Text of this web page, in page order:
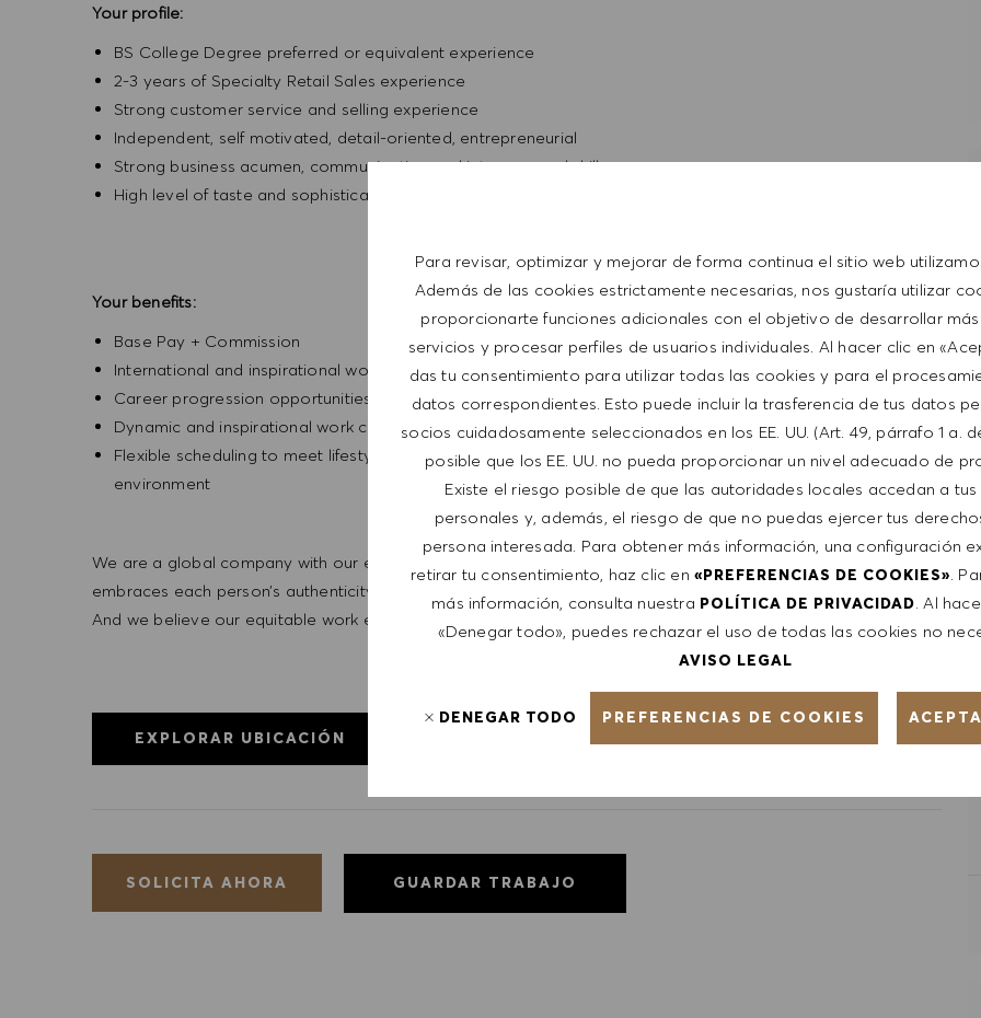
Para revisar, optimizar y mejorar de forma continua el sitio web
Además de las cookies estrictamente necesarias, nos gustaría utilizar
proporcionarte funciones adicionales con el objetivo de desarrollar
servicios y procesar perfiles de usuarios individuales. Al hacer clic en
das tu consentimiento para utilizar todas las cookies y para el
datos correspondientes. Esto puede incluir la trasferencia de tus datos
socios cuidadosamente seleccionados en los EE. UU. (Art. 49, párrafo 1 a.
posible que los EE. UU. no pueda proporcionar un nivel adecuado de
Existe el riesgo posible de que las autoridades locales accedan a
personales y, además, el riesgo de que no puedas ejercer tus
persona interesada. Para obtener más información, una configuración
retirar tu consentimiento, haz clic en «PREFERENCIAS DE COOKIES» .
más información, consulta nuestra POLÍTICA DE PRIVACIDAD . Al
«Denegar todo», puedes rechazar el uso de todas las cookies no
AVISO LEGAL
PREFERENCIAS DE COOKIES
DENEGAR TODO
Your profile:
BS College Degree preferred or equivalent experience
2-3 years of Specialty Retail Sales experience
Strong customer service and selling experience
Independent, self motivated, detail-oriented, entrepreneurial
Strong business acumen, communication and interpersonal skills
High level of taste and sophistication consistent with the HUGO BOSS lifestyle philosophy
Your benefits:
Base Pay + Commission
International and inspirational working environment
Career progression opportunities
Dynamic and inspirational work culture
Flexible scheduling to meet lifestyle needs, with a competitive compensation program and a fun working
environment
We are a global company with our employees representative of the world at large. Our inclusive culture
embraces each person’s authenticity and individuality. We are committed to equal employment opportunity.
And we believe our equitable work environment helps unleash your full potential and inspires you to thrive.
EXPLORAR UBICACIÓN
SOLICITA AHORA GUARDAR TRABAJO